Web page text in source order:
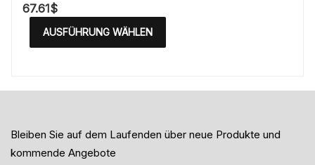
67.61$
AUSFÜHRUNG WÄHLEN
Bleiben Sie auf dem Laufenden über neue Produkte und
kommende Angebote